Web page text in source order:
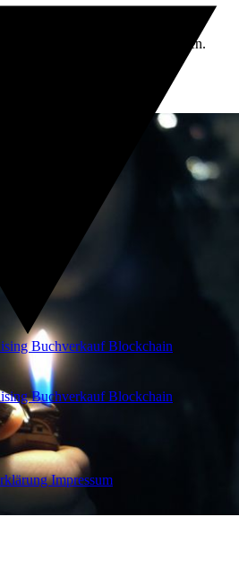
BuchverkaufBlockchain
BuchverkaufBlockchain
Impressum
Spenden angenommen werden.